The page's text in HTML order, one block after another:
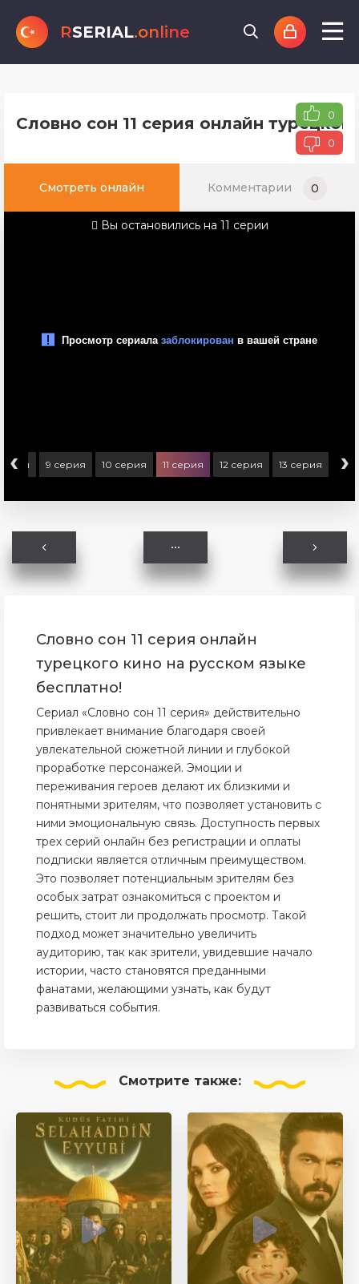
RSERIAL.online
Словно сон 11 серия онлайн 0
0
Смотреть онлайн Комментарии 0
Вы остановились на 11 серии
‹ 9 серия 10 серия 11 серия 12 серия 13 серия ›
Словно сон 11 серия онлайн
турецкого кино на русском языке
бесплатно!
Сериал «Словно сон 11 серия» действительно
привлекает внимание благодаря своей
увлекательной сюжетной линии и глубокой
проработке персонажей. Эмоции и
переживания героев делают их близкими и
понятными зрителям, что позволяет установить с
ними эмоциональную связь. Доступность первых
трех серий онлайн без регистрации и оплаты
подписки является отличным преимуществом.
Это позволяет потенциальным зрителям без
особых затрат ознакомиться с проектом и
решить, стоит ли продолжать просмотр. Такой
подход может значительно увеличить
аудиторию, так как зрители, увидевшие начало
истории, часто становятся преданными
фанатами, желающими узнать, как будут
развиваться события.
Смотрите также: